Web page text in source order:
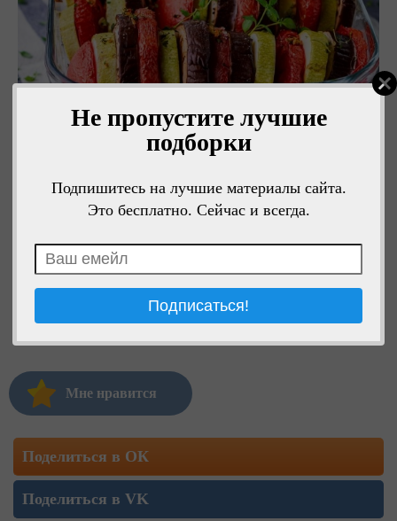
Не пропустите лучшие
подборки
Подпишитесь на лучшие материалы сайта.
Это бесплатно. Сейчас и всегда.
Мне нравится
Поделиться в ОК
Поделиться в VK